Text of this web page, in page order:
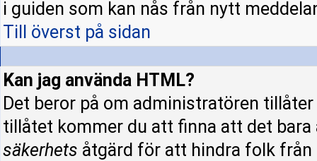
i guiden som kan nås från nytt
Till överst på sidan
Kan jag använda HTML?
Det beror på om administratören
tillåtet kommer du att finna att det
säkerhets åtgärd för att hindra folk